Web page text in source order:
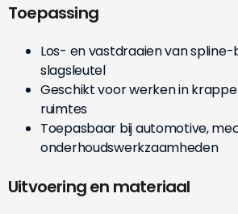
Toepassing
Los- en vastdraaien van
slagsleutel
Geschikt voor werken in
ruimtes
Toepasbaar bij automotive,
onderhoudswerkzaamheden
Uitvoering en materiaal